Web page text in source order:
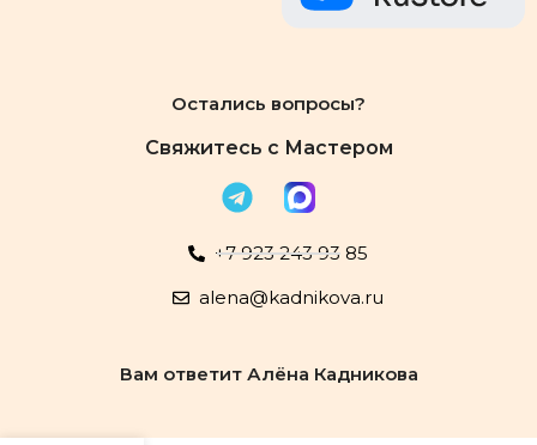
Остались вопросы?
Свяжитесь с Мастером
+7 923 243 93 85
alena@kadnikova.ru
Вам ответит Алёна Кадникова